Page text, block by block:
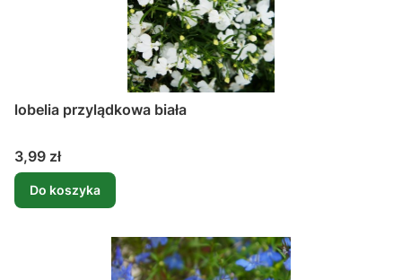
lobelia przylądkowa biała
Cena
3,99 zł
Do koszyka